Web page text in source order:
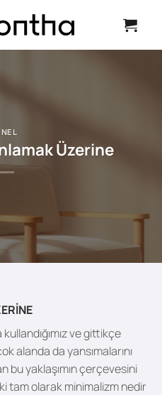
Üzerine
ve gittikçe
alanda da yansımalarını
bu yaklaşımın çerçevesini
tam olarak minimalizm nedir